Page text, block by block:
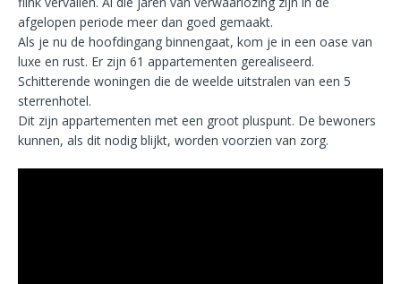
afgelopen periode meer dan goed gemaakt.
Als je nu de hoofdingang binnengaat, kom je in een oase van
luxe en rust. Er zijn 61 appartementen gerealiseerd.
Schitterende woningen die de weelde uitstralen van een 5
sterrenhotel.
Dit zijn appartementen met een groot pluspunt. De bewoners
kunnen, als dit nodig blijkt, worden voorzien van zorg.